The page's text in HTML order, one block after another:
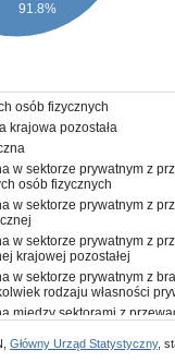
91.8%
osób fizycznych
krajowa pozostała
w sektorze prywatnym z
osób fizycznych
w sektorze prywatnym z
w sektorze prywatnym z
krajowej pozostałej
w sektorze prywatnym z
rodzaju własności
między sektorami z
krajowej pozostałej
Główny Urząd Statystyczny,